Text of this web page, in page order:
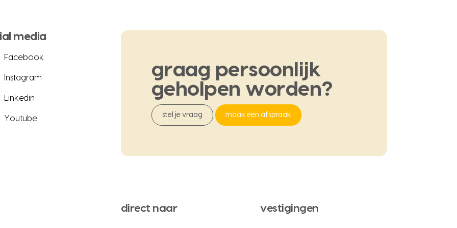
media
Facebook
Instagram
Linkedin
Youtube
graag persoonlijk
geholpen worden?
stel je vraag maak een afspraak
direct naar vestigingen